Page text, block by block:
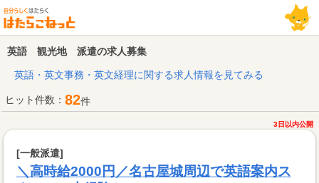
英語 観光地 派遣の求人募集
英語・英文事務・英文経理に関する求人情報を見てみる
ヒット件数： 82件
3日以内公開
[一般派遣]
＼高時給2000円／名古屋城周辺で英語案内ス